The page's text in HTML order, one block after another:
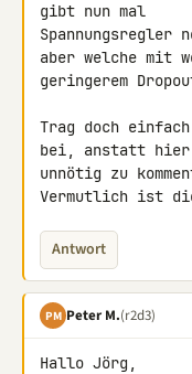
gibt nun mal
Spannungsregler
aber welche mit
geringerem
Trag doch
bei, anstatt hier
unnötig zu
Vermutlich ist
Antwort
PM Peter M.(r2d3)
Hallo Jörg,